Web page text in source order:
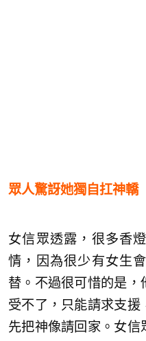
眾人驚訝她獨自扛神
女信眾透露，很多香
情，因為很少有女生
替。不過很可惜的是，
受不了，只能請求支
先把神像請回家。女